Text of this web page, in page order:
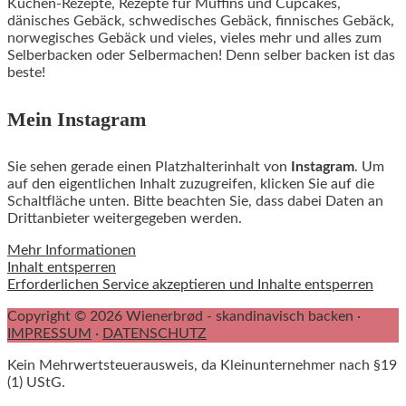
Kuchen-Rezepte, Rezepte für Muffins und Cupcakes,
dänisches Gebäck, schwedisches Gebäck, finnisches Gebäck,
norwegisches Gebäck und vieles, vieles mehr und alles zum
Selberbacken oder Selbermachen! Denn selber backen ist das
beste!
Mein Instagram
Sie sehen gerade einen Platzhalterinhalt von Instagram. Um
auf den eigentlichen Inhalt zuzugreifen, klicken Sie auf die
Schaltfläche unten. Bitte beachten Sie, dass dabei Daten an
Drittanbieter weitergegeben werden.
Mehr Informationen
Inhalt entsperren
Erforderlichen Service akzeptieren und Inhalte entsperren
Copyright © 2026 Wienerbrød - skandinavisch backen ·
IMPRESSUM · DATENSCHUTZ
Kein Mehrwertsteuerausweis, da Kleinunternehmer nach §19
(1) UStG.